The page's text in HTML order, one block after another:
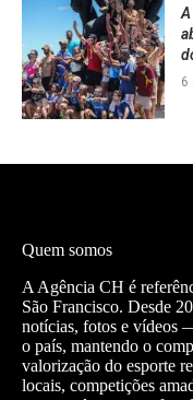
A
6
Quem somos
A Agência CH é
São Francisco. Desde
notícias, fotos e vídeos
o país, mantendo o
valorização do esporte
locais, competições